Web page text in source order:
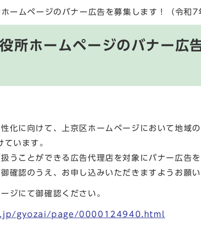
ホームページのバナー広告を募集します！（令和7
所ホームページのバナー広
化に向けて、上京区ホームページにおいて地域
います。
うことができる広告代理店を対象にバナー広告
確認のうえ、お申し込みいただきますようお願
ジにて御確認ください。
gyozai/page/0000124940.html